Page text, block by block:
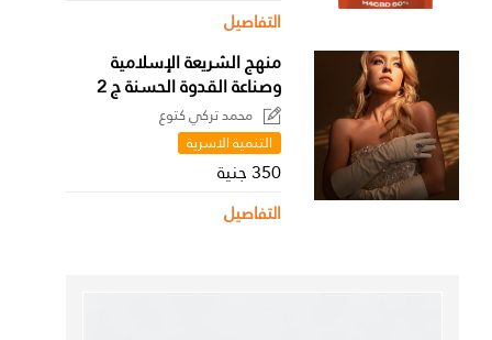
التفاصيل
منهج الشريعة الإسلامية
وصناعة القدوة الحسنة ج 2
محمد تركي كتوع
التنمية الاسرية
350 جنية
التفاصيل